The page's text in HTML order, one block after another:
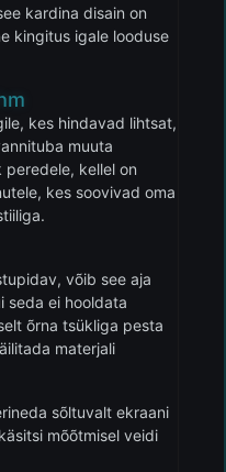
kardina disain on
kingitus igale looduse
kes hindavad lihtsat,
muuta
kellel on
kes soovivad oma
võib see aja
seda ei hooldata
õrna tsükliga pesta
materjali
sõltuvalt ekraani
mõõtmisel veidi